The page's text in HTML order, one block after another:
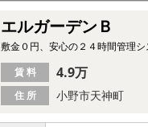
エルガーデンＢ
敷金０円、安心の２４時間管理シ
住 所 小野市天神町
賃 料 4.9万